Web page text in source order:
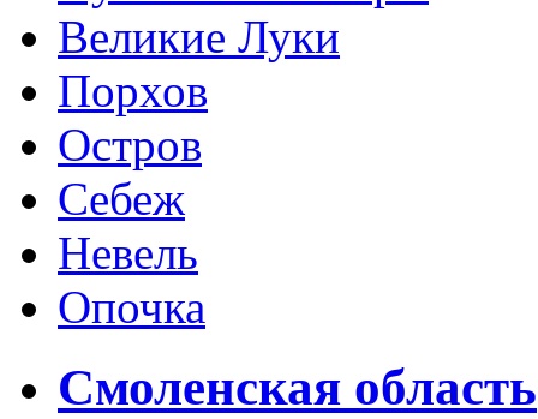
Великие Луки
Порхов
Остров
Себеж
Невель
Опочка
Смоленская область